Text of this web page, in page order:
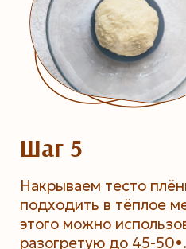
Шаг 5
Накрываем тесто
подходить в тёплое
этого можно
разогретую до 45-50•.